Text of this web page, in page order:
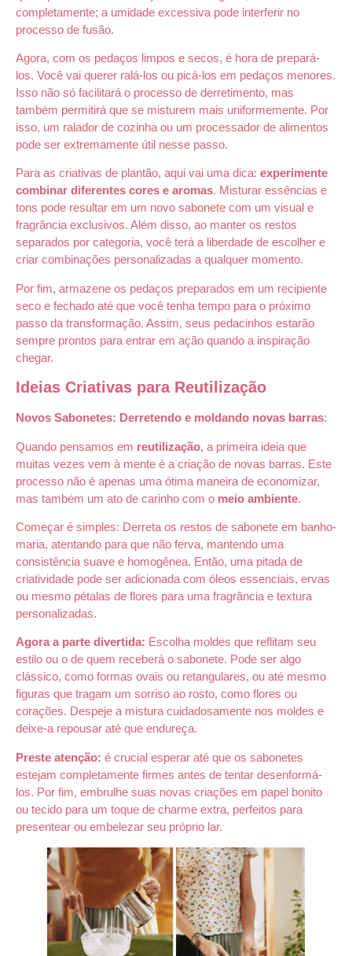
completamente; a umidade excessiva pode interferir no
processo de fusão.
Agora, com os pedaços limpos e secos, é hora de prepará-
los. Você vai querer ralá-los ou picá-los em pedaços menores.
Isso não só facilitará o processo de derretimento, mas
também permitirá que se misturem mais uniformemente. Por
isso, um ralador de cozinha ou um processador de alimentos
pode ser extremamente útil nesse passo.
Para as criativas de plantão, aqui vai uma dica: experimente
combinar diferentes cores e aromas. Misturar essências e
tons pode resultar em um novo sabonete com um visual e
fragrância exclusivos. Além disso, ao manter os restos
separados por categoria, você terá a liberdade de escolher e
criar combinações personalizadas a qualquer momento.
Por fim, armazene os pedaços preparados em um recipiente
seco e fechado até que você tenha tempo para o próximo
passo da transformação. Assim, seus pedacinhos estarão
sempre prontos para entrar em ação quando a inspiração
chegar.
Ideias Criativas para Reutilização
Novos Sabonetes: Derretendo e moldando novas barras:
Quando pensamos em reutilização, a primeira ideia que
muitas vezes vem à mente é a criação de novas barras. Este
processo não é apenas uma ótima maneira de economizar,
mas também um ato de carinho com o meio ambiente.
Começar é simples: Derreta os restos de sabonete em banho-
maria, atentando para que não ferva, mantendo uma
consistência suave e homogênea. Então, uma pitada de
criatividade pode ser adicionada com óleos essenciais, ervas
ou mesmo pétalas de flores para uma fragrância e textura
personalizadas.
Agora a parte divertida: Escolha moldes que reflitam seu
estilo ou o de quem receberá o sabonete. Pode ser algo
clássico, como formas ovais ou retangulares, ou até mesmo
figuras que tragam um sorriso ao rosto, como flores ou
corações. Despeje a mistura cuidadosamente nos moldes e
deixe-a repousar até que endureça.
Preste atenção: é crucial esperar até que os sabonetes
estejam completamente firmes antes de tentar desenformá-
los. Por fim, embrulhe suas novas criações em papel bonito
ou tecido para um toque de charme extra, perfeitos para
presentear ou embelezar seu próprio lar.